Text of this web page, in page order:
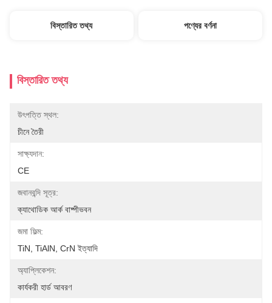
বিস্তারিত তথ্য পণ্যের বর্ণনা
বিস্তারিত তথ্য
উৎপত্তি স্থল:
চীনে তৈরী
সাক্ষ্যদান:
CE
জবানবন্দি সূত্র:
ক্যাথোডিক আর্ক বাষ্পীভবন
জমা ফিল্ম:
TiN, TiAlN, CrN ইত্যাদি
অ্যাপ্লিকেশন:
কার্যকরী হার্ড আবরণ